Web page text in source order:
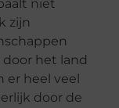
niet
zijn
het land
er heel veel
door de